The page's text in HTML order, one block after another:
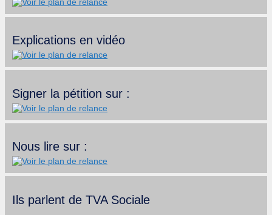
Explications en vidéo
Signer la pétition sur :
Nous lire sur :
Ils parlent de TVA Sociale